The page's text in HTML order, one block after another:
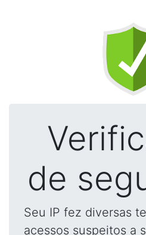
de
Seu IP fez diversas
acessos suspeitos a